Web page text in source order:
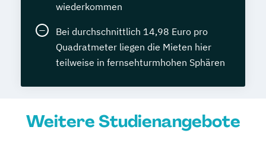
wiederkommen
Bei durchschnittlich 14,98 Euro pro
Quadratmeter liegen die Mieten hier
teilweise in fernsehturmhohen Sphären
Weitere Studienangebote